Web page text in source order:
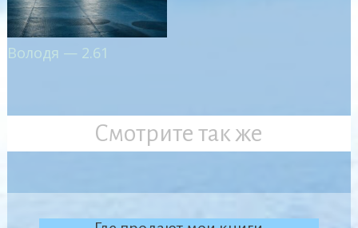
Володя — 2.61
Смотрите так же